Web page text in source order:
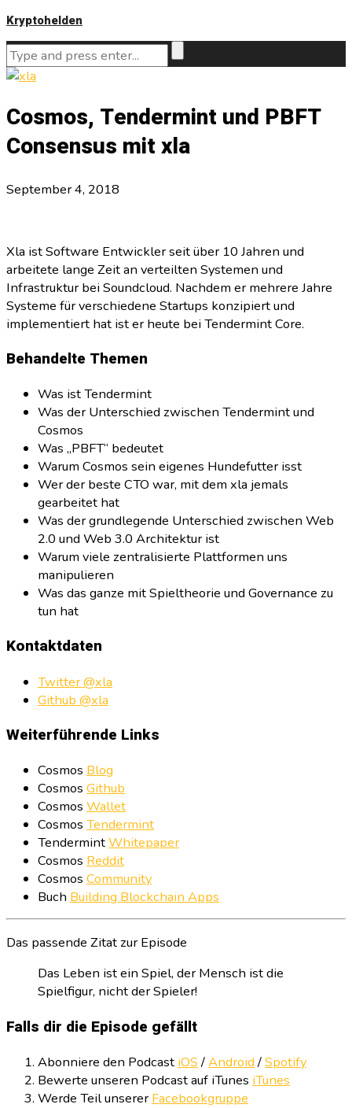
Kryptohelden
Cosmos, Tendermint und PBFT
Consensus mit xla
September 4, 2018
Xla ist Software Entwickler seit über 10 Jahren und
arbeitete lange Zeit an verteilten Systemen und
Infrastruktur bei Soundcloud. Nachdem er mehrere Jahre
Systeme für verschiedene Startups konzipiert und
implementiert hat ist er heute bei Tendermint Core.
Behandelte Themen
Was ist Tendermint
Was der Unterschied zwischen Tendermint und
Cosmos
Was „PBFT“ bedeutet
Warum Cosmos sein eigenes Hundefutter isst
Wer der beste CTO war, mit dem xla jemals
gearbeitet hat
Was der grundlegende Unterschied zwischen Web
2.0 und Web 3.0 Architektur ist
Warum viele zentralisierte Plattformen uns
manipulieren
Was das ganze mit Spieltheorie und Governance zu
tun hat
Kontaktdaten
Twitter @xla
Github @xla
Weiterführende Links
Cosmos Blog
Cosmos Github
Cosmos Wallet
Cosmos Tendermint
TendermintWhitepaper
Cosmos Reddit
Cosmos Community
Buch Building Blockchain Apps
Das passende Zitat zur Episode
Das Leben ist ein Spiel, der Mensch ist die
Spielfigur, nicht der Spieler!
Falls dir die Episode gefällt
Abonniere den Podcast iOS/Android/Spotify
Bewerte unseren Podcast auf iTunes iTunes
Werde Teil unsererFacebookgruppe